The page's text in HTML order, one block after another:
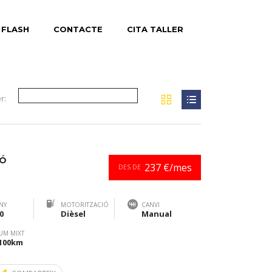
CONTACTE CITA TALLER
DES DE 237 €/mes
MOTORITZACIÓ
Dièsel
CANVI
Manual
MIXT